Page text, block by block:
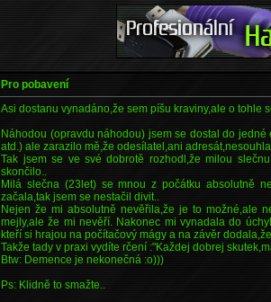
Pro pobavení
Asi dostanu vynadáno,že sem píšu kraviny,ale o tohle
Náhodou (opravdu náhodou) jsem se dostal do
atd.) ale zarazilo mě,že odesílatel,ani
Tak jsem se ve své dobrotě rozhodl,že milou
skončilo..
Milá slečna (23let) se mnou z počátku absolutně
začala,tak jsem se nestačil divit..
Nejen že mi absolutně nevěřila,že je to možné,ale
mejly,ale že mi nevěří. Nakonec mi vynadala do
kteří si hrajou na počítačový mágy a na závěr
Takže tady v praxi vydíte rčení :"Každej dobrej
Btw: Demence je nekonečná :o)))
Ps: Klidně to smažte..